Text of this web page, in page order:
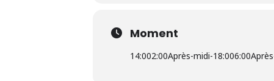
Moment
14:002:00Après-midi-18:00